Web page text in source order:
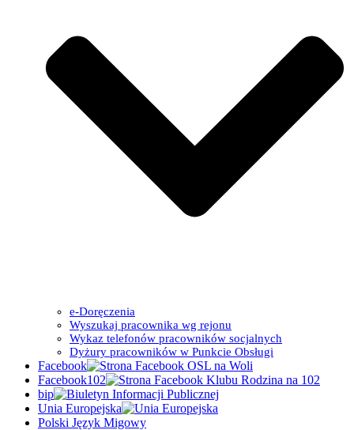
e-Doręczenia
Wyszukaj pracownika wg rejonu
Wykaz telefonów pracowników socjalnych
Dyżury pracowników w Punkcie Obsługi
Facebook
Facebook102
bip
Unia Europejska
Polski Język Migowy